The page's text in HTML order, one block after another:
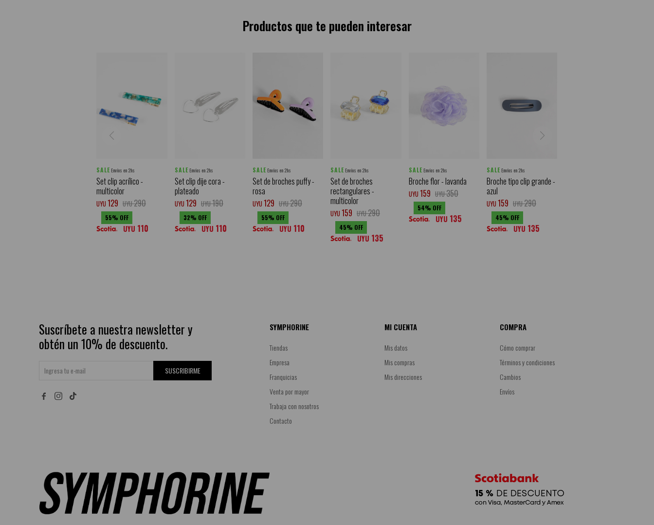
Productos que te pueden interesar
SALE Envíos en 2hs
Set clip acrílico -
multicolor
UYU 129 UYU290
55
UYU 110
SALE Envíos en 2hs
Set clip dije cora -
plateado
UYU 129 UYU190
32
UYU 110
SALE Envíos en 2hs
Set de broches puffy -
rosa
UYU 129 UYU290
55
UYU 110
SALE Envíos en 2hs
Set de broches
rectangulares -
multicolor
UYU 159 UYU290
45
UYU 135
SALE Envíos en 2hs
Broche flor - lavanda
UYU 159 UYU350
54
UYU 135
SALE Envíos en 2hs
Broche tipo clip grande -
azul
UYU 159 UYU290
45
UYU 135
Suscríbete a nuestra newsletter y
obtén un 10% de descuento.
SUSCRIBIRME
 
SYMPHORINE
Tiendas
Empresa
Franquicias
Venta por mayor
Trabaja con nosotros
Contacto
MI CUENTA
Mis datos
Mis compras
Mis direcciones
COMPRA
Cómo comprar
Términos y condiciones
Cambios
Envíos